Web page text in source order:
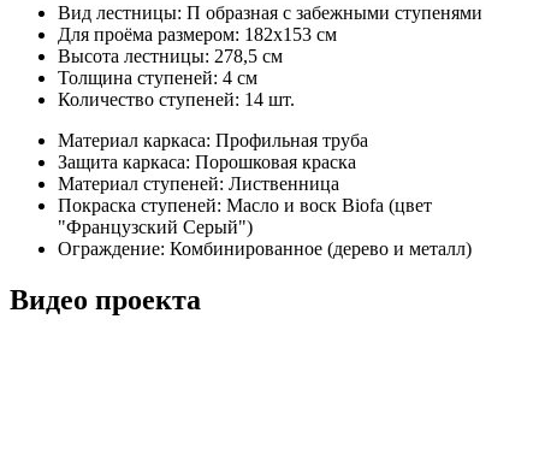
Вид лестницы: П образная с забежными ступенями
Для проёма размером: 182х153 см
Высота лестницы: 278,5 см
Толщина ступеней: 4 см
Количество ступеней: 14 шт.
Материал каркаса: Профильная труба
Защита каркаса: Порошковая краска
Материал ступеней: Лиственница
Покраска ступеней: Масло и воск Biofa (цвет
"Французский Серый")
Ограждение: Комбинированное (дерево и металл)
Видео проекта